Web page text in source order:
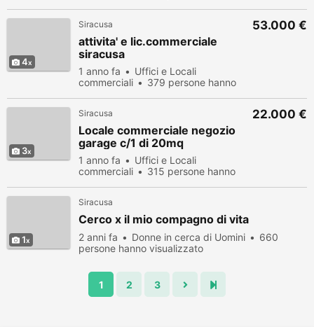
4
Siracusa
attivita' e lic.commerciale
siracusa
1 anno fa
Uffici e Locali
commerciali
379 persone hanno
53.000 €
3
Siracusa
Locale commerciale negozio
garage c/1 di 20mq
1 anno fa
Uffici e Locali
commerciali
315 persone hanno
22.000 €
1
Siracusa
Cerco x il mio compagno di vita
2 anni fa Donne in cerca di Uomini
660
persone hanno visualizzato
1 2 3